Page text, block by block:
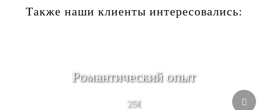
Также наши клиенты интересовались:
Pомантический опыт
25€